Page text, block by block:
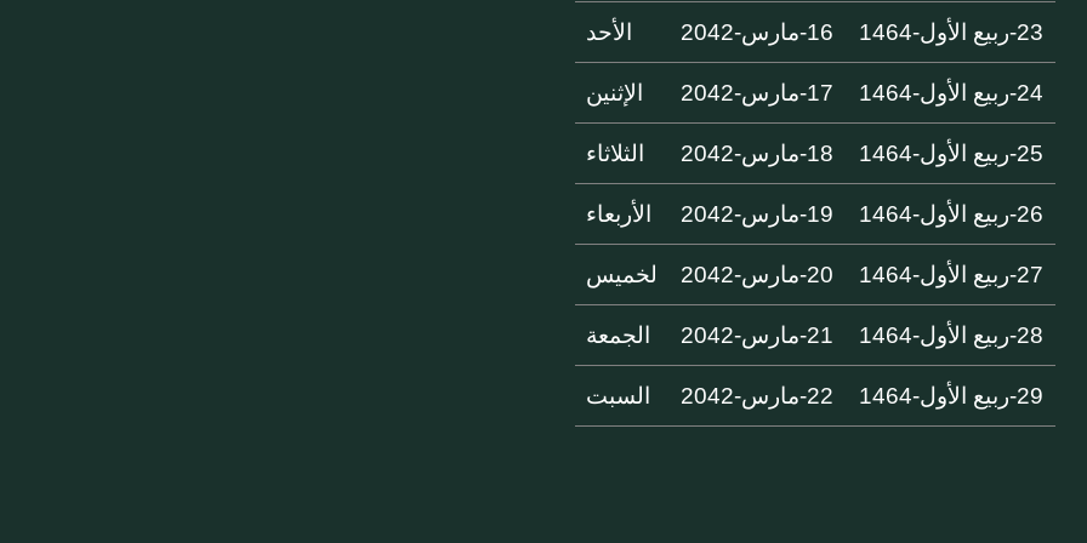
23-ربيع الأول-1464 16-مارس-2042 الأحد
24-ربيع الأول-1464 17-مارس-2042 الإثنين
25-ربيع الأول-1464 18-مارس-2042 الثلاثاء
26-ربيع الأول-1464 19-مارس-2042 الأربعاء
27-ربيع الأول-1464 20-مارس-2042 لخميس
28-ربيع الأول-1464 21-مارس-2042 الجمعة
29-ربيع الأول-1464 22-مارس-2042 السبت